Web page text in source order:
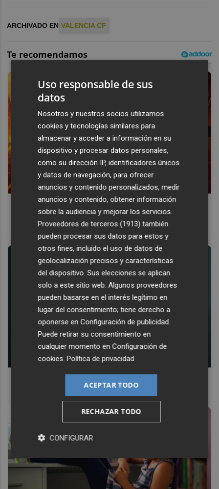
ARCHIVADO EN VALENCIA CF
Corepunk MMORPG
Un verdadero MMORPG de la vieja escuela ¡Cómo los de
Esto explica el bostezo
Uso responsable de sus
datos
Nosotros y nuestros socios utilizamos
cookies y tecnologías similares para
almacenar y acceder a información en su
dispositivo y procesar datos personales,
como su dirección IP, identificadores únicos
y datos de navegación, para ofrecer
anuncios y contenido personalizados, medir
anuncios y contenido, obtener información
sobre la audiencia y mejorar los servicios.
Proveedores de terceros (1913) también
pueden procesar sus datos para estos y
otros fines, incluido el uso de datos de
geolocalización precisos y características
del dispositivo. Sus elecciones se aplican
solo a este sitio web. Algunos proveedores
pueden basarse en el interés legítimo en
lugar del consentimiento; tiene derecho a
oponerse enConfiguración de publicidad
Puede retirar su consentimiento en
cualquier momento enConfiguración de
cookies .Política de privacidad
ACEPTAR TODO
RECHAZAR TODO
CONFIGURAR